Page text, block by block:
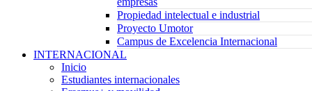
Propiedad intelectual e industrial
Proyecto Umotor
Campus de Excelencia Internacional
INTERNACIONAL
Inicio
Estudiantes internacionales